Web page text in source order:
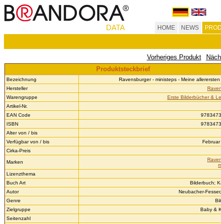
DATA HOME NEWS
Vorheriges Produkt
Produktsteckbrief
Bezeichnung
Ravensburger - ministeps - Meine
Hersteller
Warengruppe
Erste Bilderbücher &
Artikel-Nr.
EAN Code
ISBN
Alter von / bis
Verfügbar von / bis
Cirka-Preis
Marken
Lizenzthema
Buch Art
Bilderbuch;
Autor
Neubacher-
Genre
Zielgruppe
Baby &
Seitenzahl